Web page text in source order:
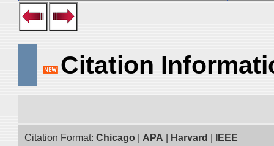
Citation
Citation Format: Chicago APA Harvard IEEE